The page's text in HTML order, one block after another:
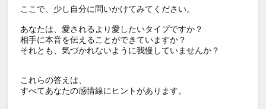
ここで、少し自分に問いかけてみてください。
あなたは、愛されるより愛したいタイプですか？
相手に本音を伝えることができていますか？
それとも、気づかれないように我慢していませんか？
これらの答えは、
すべてあなたの感情線にヒントがあります。